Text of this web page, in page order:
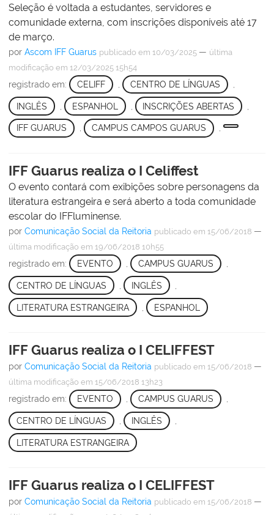
Seleção é voltada a estudantes, servidores e
comunidade externa, com inscrições disponíveis até 17
de março.
por Ascom IFF Guarus publicado em 10/03/2025 — última
modificação em 12/03/2025 15h54
registrado em: CELIFF CENTRO DE LÍNGUAS
INGLÊS ESPANHOL INSCRIÇÕES ABERTAS
IFF GUARUS , CAMPUS CAMPOS GUARUS ,
IFF Guarus realiza o I Celiffest
O evento contará com exibições sobre personagens da
literatura estrangeira e será aberto a toda comunidade
escolar do IFFluminense.
por Comunicação Social da Reitoria publicado em 15/06/2018 —
última modificação em 19/06/2018 10h55
registrado em: EVENTO CAMPUS GUARUS
CENTRO DE LÍNGUAS INGLÊS
LITERATURA ESTRANGEIRA ESPANHOL
IFF Guarus realiza o I CELIFFEST
por Comunicação Social da Reitoria publicado em 15/06/2018 —
última modificação em 15/06/2018 13h23
registrado em: EVENTO , CAMPUS GUARUS ,
CENTRO DE LÍNGUAS INGLÊS
LITERATURA ESTRANGEIRA
IFF Guarus realiza o I CELIFFEST
por Comunicação Social da Reitoria publicado em 15/06/2018 —